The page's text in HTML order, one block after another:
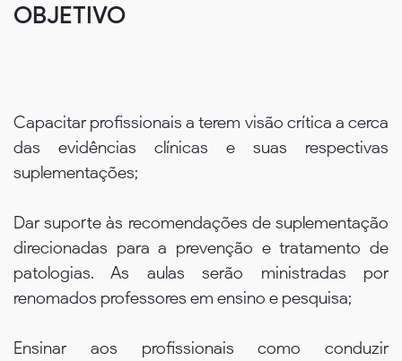
OBJETIVO
Capacitar profissionais a terem visão crítica a cerca
das evidências clínicas e suas respectivas
suplementações;
Dar suporte às recomendações de suplementação
direcionadas para a prevenção e tratamento de
patologias. As aulas serão ministradas por
renomados professores em ensino e pesquisa;
Ensinar aos profissionais como conduzir